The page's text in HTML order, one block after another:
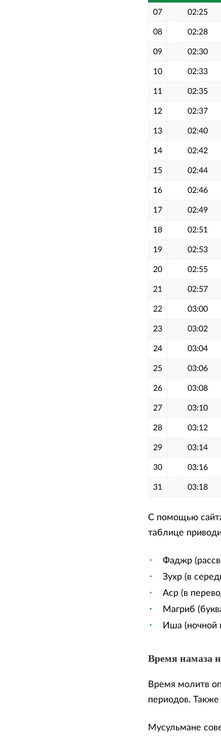
07 02:25
08 02:28
09 02:30
10 02:33
11 02:35
12 02:37
13 02:40
14 02:42
15 02:44
16 02:46
17 02:49
18 02:51
19 02:53
20 02:55
21 02:57
22 03:00
23 03:02
24 03:04
25 03:06
26 03:08
27 03:10
28 03:12
29 03:14
30 03:16
31 03:18
С помощью
таблице
Фаджр
Зухр (в
Аср (в
Магриб
Иша (ночной
Время намаза
Время молитв
периодов.
Мусульмане